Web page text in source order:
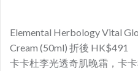
Elemental Herbology Vital
Cream (50ml) 折後 HK$491
卡卡杜李光透奇肌晚霜，卡